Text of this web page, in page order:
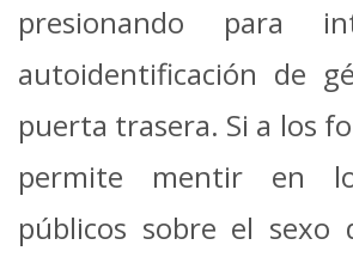
presionando para
autoidentificación de
puerta trasera. Si a los
permite mentir en
públicos sobre el sexo